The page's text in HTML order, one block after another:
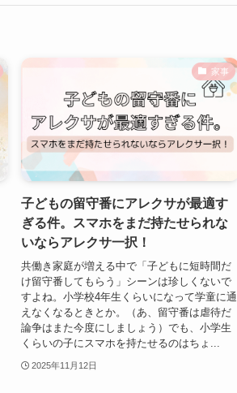
家事
子どもの留守番にアレクサが最適す
ぎる件。スマホをまだ持たせられな
いならアレクサ一択！
共働き家庭が増える中で「子どもに短時間だ
け留守番してもらう」シーンは珍しくないで
すよね。小学校4年生くらいになって学童に通
えなくなるときとか。（あ、留守番は虐待だ
論争はまた今度にしましょう）でも、小学生
くらいの子にスマホを持たせるのはちょ...
2025年11月12日